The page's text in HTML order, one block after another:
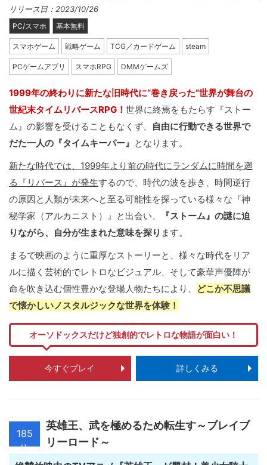
リリース日：2023/10/26
PC/スマホ 基本無料
スマホゲーム 戦略ゲーム TCG／カードゲーム steam
PCゲームアプリ スマホRPG DMMゲームズ
1999年の終わりに新たな旧時代に“巻き戻った”世界が舞台の
世紀末タイムリバースRPG！ 世界に終焉をもたらす『ストー
ム』の影響を受けることもなくず、
自由に行動できる世界で
だた一人の『タイムキーパー』 となります。
新たな時代では、1999年より前の時代にランダムに時間を遡
る『リバース』が発生するので、時代の波を歩き、時間逆行
の原因と人類が未来へと至る可能性を探っている様々な『神
秘学家（アルカニスト）』と出会い、
『ストーム』の謎に迫
りながら、自分が生まれた意味を探り ます。
まるで映画のように重厚なストーリーと、様々な時代をリア
ルに描く芸術的でレトロなビジュアル、そして豪華声優陣が
命を吹き込む個性豊かな登場人物たちにより、
どこか不思議
で懐かしいノスタルジックな世界を体験！
オーソドックスだけど独創的でレトロな物語が面白い！
今すぐプレイ 詳しくみる
185
位
英雄王、武を極めるため転生す～ブレイブ
リーロード～